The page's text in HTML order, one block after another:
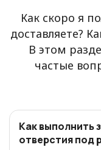
Как скоро я
доставляете?
В этом
частые
Как выполнить
отверстия под